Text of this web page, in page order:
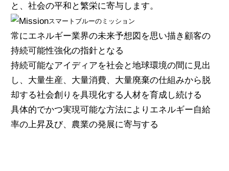
と、社会の平和と繁栄に寄与します。
スマートブルーのミッション
常にエネルギー業界の未来予想図を思い描き顧客の
持続可能性強化の指針となる
持続可能なアイディアを社会と地球環境の間に見出
し、大量生産、大量消費、大量廃棄の仕組みから脱
却する社会創りを具現化する人材を育成し続ける
具体的でかつ実現可能な方法によりエネルギー自給
率の上昇及び、農業の発展に寄与する